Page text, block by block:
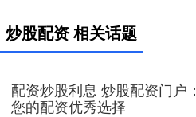
炒股配资 相关话题
配资炒股利息 炒股配资门户：
您的配资优秀选择